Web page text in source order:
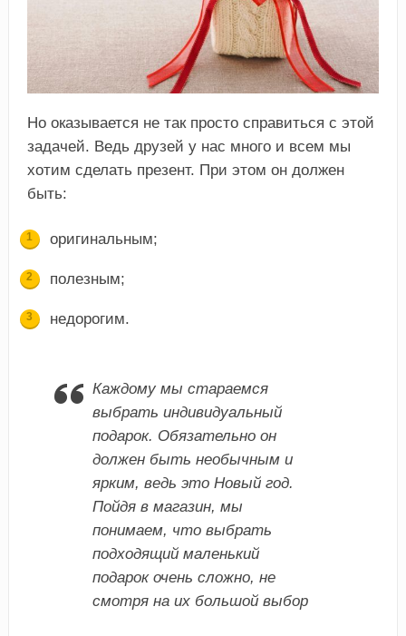
Но оказывается не так просто справиться с этой
задачей. Ведь друзей у нас много и всем мы
хотим сделать презент. При этом он должен
быть:
оригинальным;
полезным;
недорогим.
Каждому мы стараемся
выбрать индивидуальный
подарок. Обязательно он
должен быть необычным и
ярким, ведь это Новый год.
Пойдя в магазин, мы
понимаем, что выбрать
подходящий маленький
подарок очень сложно, не
смотря на их большой выбор